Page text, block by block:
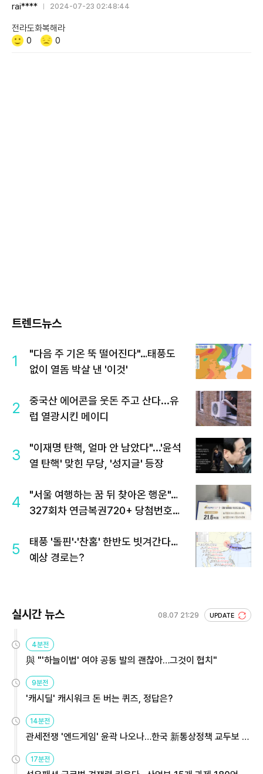
rai**** 2024-07-23 02:48:44
전라도화복해라
Like/Dislike
공
0
비
0
트렌드뉴스
1
"다음 주 기온 뚝 떨어진다"…태풍도
없이 열돔 박살 낸 '이것'
2
중국산 에어콘을 웃돈 주고 산다...유
럽 열광시킨 메이디
3
"이재명 탄핵, 얼마 안 남았다"...'윤석
열 탄핵' 맞힌 무당, '성지글' 등장
4
"서울 여행하는 꿈 뒤 찾아온 행운"…
327회차 연금복권720+ 당첨번호조
5
태풍 '돌핀'·'찬홈' 한반도 빗겨간다…
예상 경로는?
실시간 뉴스 08.07 21:29 UPDATE
4분전
與 "'하늘이법' 여야 공동 발의 괜찮아…그것이 협치"
9분전
'캐시딜' 캐시워크 돈 버는 퀴즈, 정답은?
14분전
관세전쟁 '엔드게임' 윤곽 나오나…한국 新통상정책 교두보 활
용해야
17분전